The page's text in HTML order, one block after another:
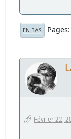
EN BAS Pages
Février 22,